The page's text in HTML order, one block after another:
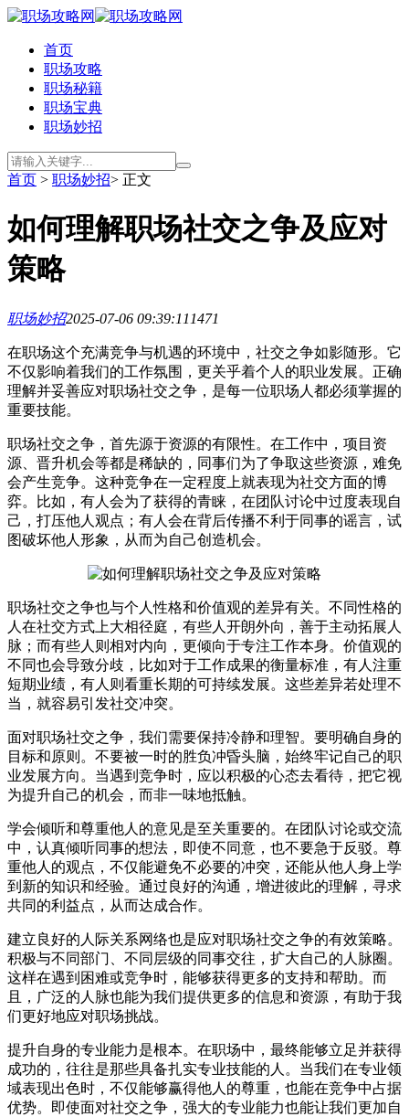
首页
职场攻略
职场秘籍
职场宝典
职场妙招
首页 > 职场妙招> 正文
如何理解职场社交之争及应对
策略
职场妙招2025-07-06 09:39:11 1471
在职场这个充满竞争与机遇的环境中，社交之争如影随形。它
不仅影响着我们的工作氛围，更关乎着个人的职业发展。正确
理解并妥善应对职场社交之争，是每一位职场人都必须掌握的
重要技能。
职场社交之争，首先源于资源的有限性。在工作中，项目资
源、晋升机会等都是稀缺的，同事们为了争取这些资源，难免
会产生竞争。这种竞争在一定程度上就表现为社交方面的博
弈。比如，有人会为了获得的青睐，在团队讨论中过度表现自
己，打压他人观点；有人会在背后传播不利于同事的谣言，试
图破坏他人形象，从而为自己创造机会。
职场社交之争也与个人性格和价值观的差异有关。不同性格的
人在社交方式上大相径庭，有些人开朗外向，善于主动拓展人
脉；而有些人则相对内向，更倾向于专注工作本身。价值观的
不同也会导致分歧，比如对于工作成果的衡量标准，有人注重
短期业绩，有人则看重长期的可持续发展。这些差异若处理不
当，就容易引发社交冲突。
面对职场社交之争，我们需要保持冷静和理智。要明确自身的
目标和原则。不要被一时的胜负冲昏头脑，始终牢记自己的职
业发展方向。当遇到竞争时，应以积极的心态去看待，把它视
为提升自己的机会，而非一味地抵触。
学会倾听和尊重他人的意见是至关重要的。在团队讨论或交流
中，认真倾听同事的想法，即使不同意，也不要急于反驳。尊
重他人的观点，不仅能避免不必要的冲突，还能从他人身上学
到新的知识和经验。通过良好的沟通，增进彼此的理解，寻求
共同的利益点，从而达成合作。
建立良好的人际关系网络也是应对职场社交之争的有效策略。
积极与不同部门、不同层级的同事交往，扩大自己的人脉圈。
这样在遇到困难或竞争时，能够获得更多的支持和帮助。而
且，广泛的人脉也能为我们提供更多的信息和资源，有助于我
们更好地应对职场挑战。
提升自身的专业能力是根本。在职场中，最终能够立足并获得
成功的，往往是那些具备扎实专业技能的人。当我们在专业领
域表现出色时，不仅能够赢得他人的尊重，也能在竞争中占据
优势。即使面对社交之争，强大的专业能力也能让我们更加自